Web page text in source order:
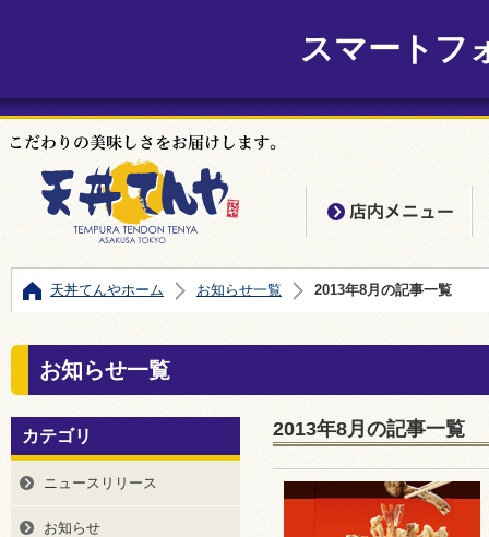
スマートフ
天丼てんやホーム お知らせ一覧 2013年8月の記事一覧
お知らせ一覧
2013年8月の記事一覧
カテゴリ
ニュースリリース
お知らせ